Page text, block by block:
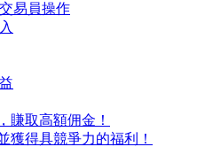
易員操作
賺取高額佣金！
獲得具競爭力的福利！